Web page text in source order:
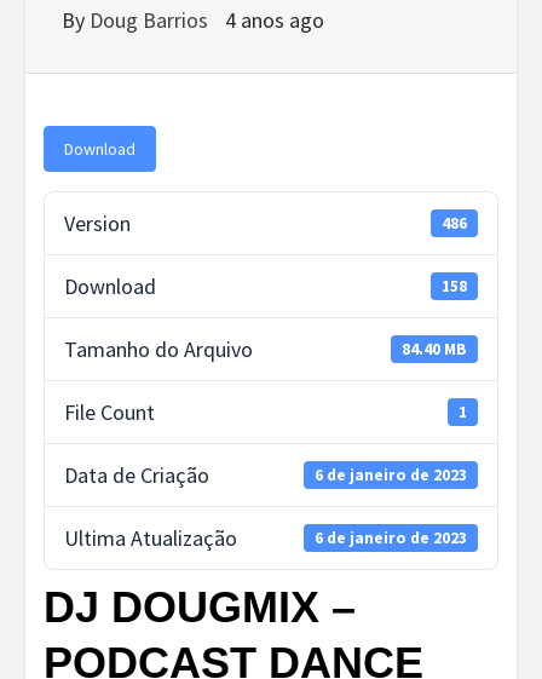
By Doug Barrios 4 anos ago
Download
Version 486
Download 158
Tamanho do Arquivo 84.40 MB
File Count 1
Data de Criação 6 de janeiro de 2023
Ultima Atualização 6 de janeiro de 2023
DJ DOUGMIX –
PODCAST DANCE